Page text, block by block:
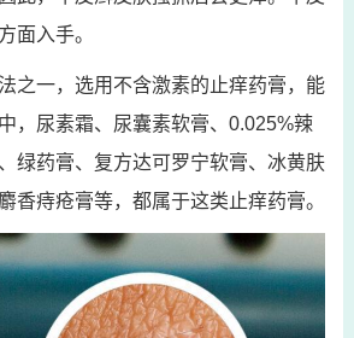
面入手。
之一，选用不含激素的止痒药膏，能
，尿素霜、尿囊素软膏、0.025%辣
绿药膏、复方达可罗宁软膏、冰黄肤
香痔疮膏等，都属于这类止痒药膏。